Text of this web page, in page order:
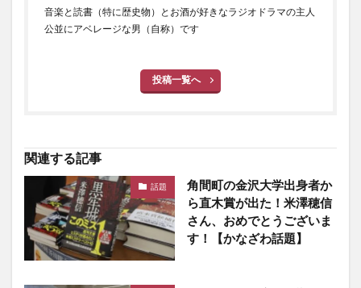
音楽と読書（特に歴史物）とお酒が好きなラジオドラマの主人
公並にアベレージな男（自称）です
投稿一覧へ
関連する記事
話題
角間町の金沢大学出身者か
ら直木賞が出た！米澤穂信
さん、おめでとうございま
す！【かなざわ話題】